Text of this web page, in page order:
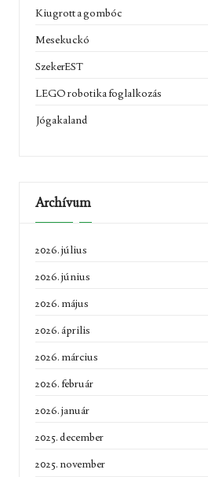
Kiugrott a gombóc
Mesekuckó
SzekerEST
LEGO robotika foglalkozás
Jógakaland
Archívum
2026. július
2026. június
2026. május
2026. április
2026. március
2026. február
2026. január
2025. december
2025. november